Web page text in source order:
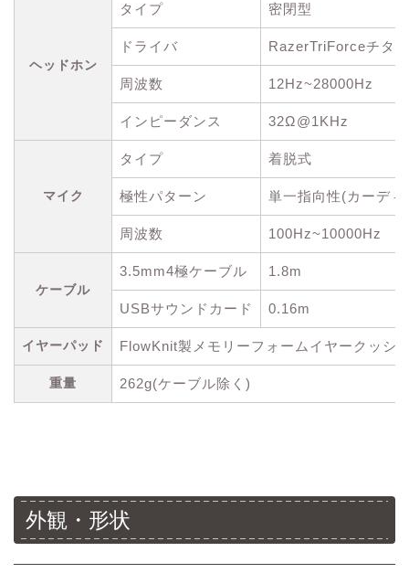
ヘッドホン
タイプ 密閉型
ドライバ RazerTriForceチタ
周波数 12Hz~28000Hz
インピーダンス 32Ω@1KHz
マイク
タイプ 着脱式
極性パターン 単一指向性(カーデ
周波数 100Hz~10000Hz
ケーブル
3.5mm4極ケーブル 1.8m
USBサウンドカード 0.16m
イヤーパッド FlowKnit製メモリーフォームイヤークッシ
重量 262g(ケーブル除く)
外観・形状